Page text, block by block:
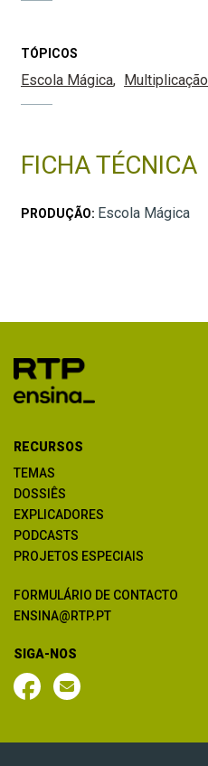
TÓPICOS
Escola Mágica Multiplicação
FICHA TÉCNICA
PRODUÇÃO: Escola Mágica
RECURSOS
TEMAS
DOSSIÊS
EXPLICADORES
PODCASTS
PROJETOS ESPECIAIS
FORMULÁRIO DE CONTACTO
ENSINA@RTP.PT
SIGA-NOS